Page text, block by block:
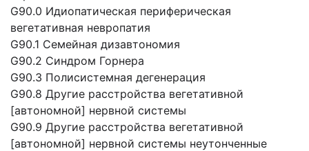
G90.0 Идиопатическая периферическая
вегетативная невропатия
G90.1 Семейная дизавтономия
G90.2 Синдром Горнера
G90.3 Полисистемная дегенерация
G90.8 Другие расстройства вегетативной
[автономной] нервной системы
G90.9 Другие расстройства вегетативной
[автономной] нервной системы неутонченные